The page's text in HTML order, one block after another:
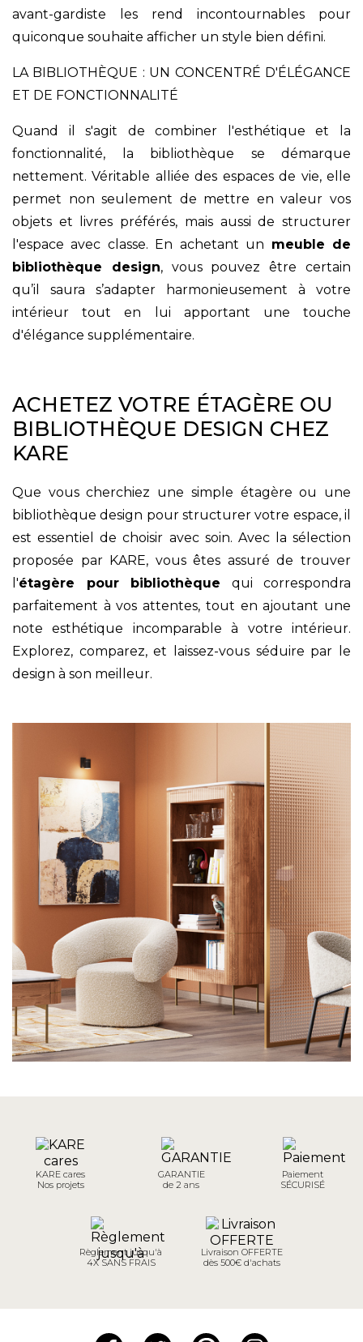
avant-gardiste les rend incontournables pour
quiconque souhaite afficher un style bien défini.
LA BIBLIOTHÈQUE : UN CONCENTRÉ D'ÉLÉGANCE
ET DE FONCTIONNALITÉ
Quand il s'agit de combiner l'esthétique et la
fonctionnalité, la bibliothèque se démarque
nettement. Véritable alliée des espaces de vie, elle
permet non seulement de mettre en valeur vos
objets et livres préférés, mais aussi de structurer
l'espace avec classe. En achetant un meuble de
bibliothèque design, vous pouvez être certain
qu’il saura s’adapter harmonieusement à votre
intérieur tout en lui apportant une touche
d'élégance supplémentaire.
ACHETEZ VOTRE ÉTAGÈRE OU
BIBLIOTHÈQUE DESIGN CHEZ
KARE
Que vous cherchiez une simple étagère ou une
bibliothèque design pour structurer votre espace, il
est essentiel de choisir avec soin. Avec la sélection
proposée par KARE, vous êtes assuré de trouver
l'étagère pour bibliothèque qui correspondra
parfaitement à vos attentes, tout en ajoutant une
note esthétique incomparable à votre intérieur.
Explorez, comparez, et laissez-vous séduire par le
design à son meilleur.
KARE cares
Nos projets
GARANTIE
de 2 ans
Paiement
SÉCURISÉ
Règlement jusqu'à
4X SANS FRAIS
Livraison OFFERTE
dès 500€ d'achats